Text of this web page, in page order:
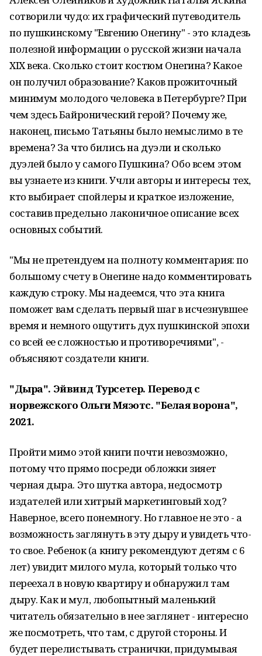
сотворили чудо: их графический путеводитель
по пушкинскому "Евгению Онегину" - это кладезь
полезной информации о русской жизни начала
XIX века. Сколько стоит костюм Онегина? Какое
он получил образование? Каков прожиточный
минимум молодого человека в Петербурге? При
чем здесь Байронический герой? Почему же,
наконец, письмо Татьяны было немыслимо в те
времена? За что бились на дуэли и сколько
дуэлей было у самого Пушкина? Обо всем этом
вы узнаете из книги. Учли авторы и интересы тех,
кто выбирает спойлеры и краткое изложение,
составив предельно лаконичное описание всех
основных событий.
"Мы не претендуем на полноту комментария: по
большому счету в Онегине надо комментировать
каждую строку. Мы надеемся, что эта книга
поможет вам сделать первый шаг в исчезнувшее
время и немного ощутить дух пушкинской эпохи
со всей ее сложностью и противоречиями", -
объясняют создатели книги.
"Дыра". Эйвинд Турсетер. Перевод с
норвежского Ольги Мяэотс. "Белая ворона",
2021.
Пройти мимо этой книги почти невозможно,
потому что прямо посреди обложки зияет
черная дыра. Это шутка автора, недосмотр
издателей или хитрый маркетинговый ход?
Наверное, всего понемногу. Но главное не это - а
возможность заглянуть в эту дыру и увидеть что-
то свое. Ребенок (а книгу рекомендуют детям с 6
лет) увидит милого мула, который только что
переехал в новую квартиру и обнаружил там
дыру. Как и мул, любопытный маленький
читатель обязательно в нее заглянет - интересно
же посмотреть, что там, с другой стороны. И
будет перелистывать странички, придумывая